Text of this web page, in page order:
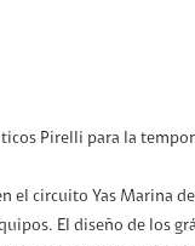
Pirelli para la
el circuito Yas Marina
El diseño de los